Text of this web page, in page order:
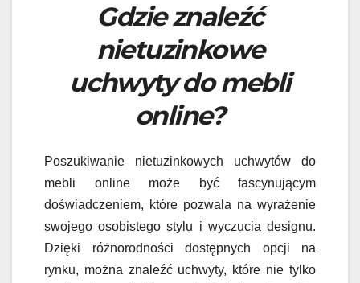
Gdzie znaleźć
nietuzinkowe
uchwyty do mebli
online?
Poszukiwanie nietuzinkowych uchwytów do
mebli online może być fascynującym
doświadczeniem, które pozwala na wyrażenie
swojego osobistego stylu i wyczucia designu.
Dzięki różnorodności dostępnych opcji na
rynku, można znaleźć uchwyty, które nie tylko